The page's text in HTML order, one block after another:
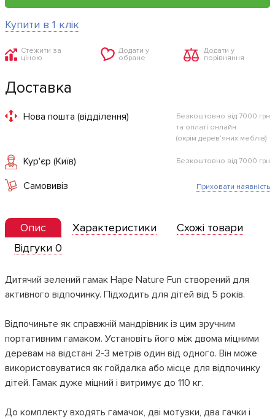
Купити в 1 клік
Стежити за
ціною
Додати у
обране
Додати у
порівняння
Доставка
Нова пошта (відділення)
Безкоштовно від 7000 грн
та оплаті онлайн
(окрім дерев'яних меблів)
Кур'єр (Київ) Безкоштовно від 7000 грн
Самовивіз Приховати наявність
Опис Характеристики
Схожі товари
Відгуки 0
Дитячий зелений гамак Hape Nature Fun створений для
активного відпочинку. Підходить для дітей від 5 років.
Відпочиньте як справжній мандрівник із цим зручним
портативним гамаком. Установіть його між двома міцними
деревам на відстані 2-3 метрів один від одного. Він може
використовуватися як гойдалка або місце для відпочинку
дітей. Гамак дуже міцний і витримує до 110 кг.
До комплекту входять гамачок, дві мотузки, два гачки і